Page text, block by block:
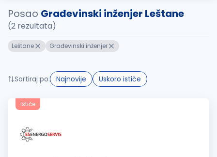
Posao Građevinski inženjer Leštane
(2 rezultata)
Leštane Građevinski inženjer
Sortiraj po: Najnovije Uskoro ističe
Ističe